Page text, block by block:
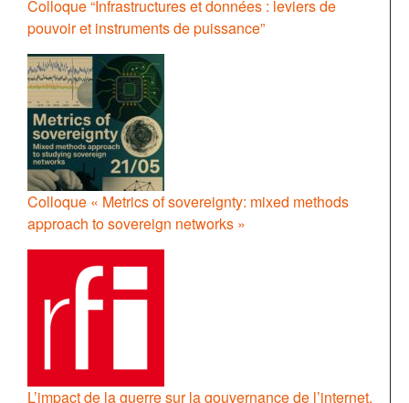
Colloque “Infrastructures et données : leviers de
pouvoir et instruments de puissance”
Colloque « Metrics of sovereignty: mixed methods
approach to sovereign networks »
L’impact de la guerre sur la gouvernance de l’internet,